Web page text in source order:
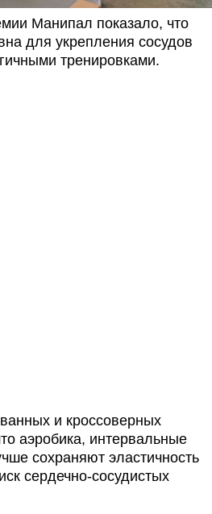
Манипал показало, что
для укрепления сосудов
тренировками.
и кроссоверных
аэробика, интервальные
сохраняют эластичность
сердечно-сосудистых